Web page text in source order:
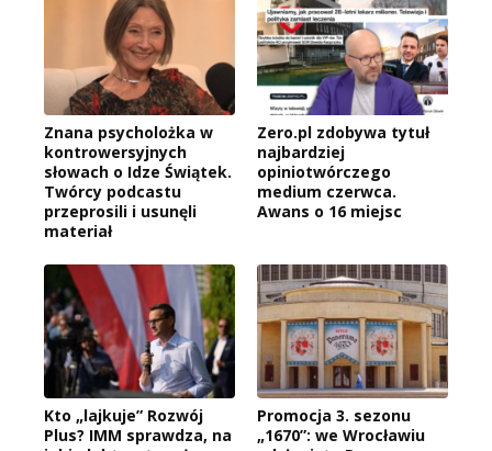
Znana psycholożka w
kontrowersyjnych
słowach o Idze Świątek.
Twórcy podcastu
przeprosili i usunęli
materiał
Zero.pl zdobywa tytuł
najbardziej
opiniotwórczego
medium czerwca.
Awans o 16 miejsc
Kto „lajkuje” Rozwój
Plus? IMM sprawdza, na
Promocja 3. sezonu
„1670”: we Wrocławiu